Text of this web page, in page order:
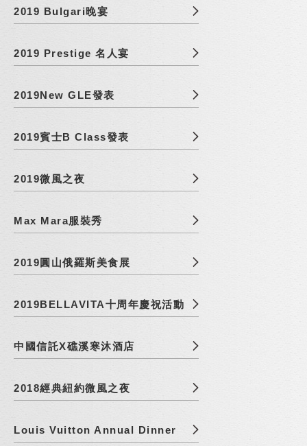
2019 Bulgari晚宴
2019 Prestige 名人宴
2019New GLE發表
2019賓士B Class發表
2019微風之夜
Max Mara服裝秀
2019圓山俄羅斯美食展
2019BELLAVITA十周年慶祝活動
中國信託X礁溪寒沐酒店
2018經典紐約微風之夜
Louis Vuitton Annual Dinner